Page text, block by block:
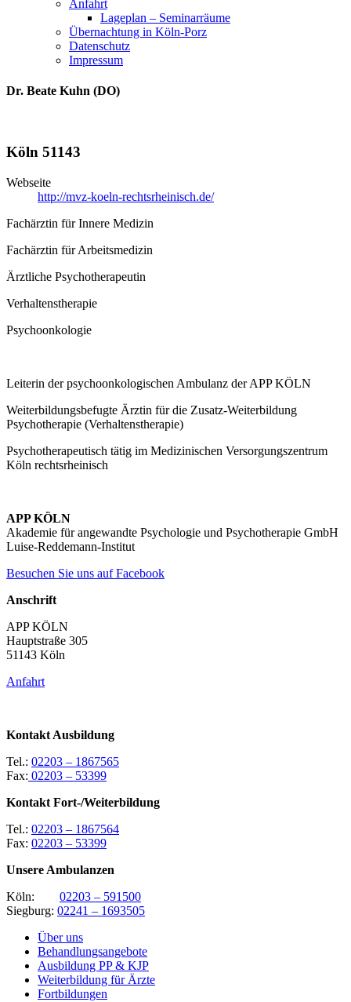
Anfahrt
Lageplan – Seminarräume
Übernachtung in Köln-Porz
Datenschutz
Impressum
Dr. Beate Kuhn (DO)
Köln 51143
Webseite
http://mvz-koeln-rechtsrheinisch.de/
Fachärztin für Innere Medizin
Fachärztin für Arbeitsmedizin
Ärztliche Psychotherapeutin
Verhaltenstherapie
Psychoonkologie
Leiterin der psychoonkologischen Ambulanz der APP KÖLN
Weiterbildungsbefugte Ärztin für die Zusatz-Weiterbildung
Psychotherapie (Verhaltenstherapie)
Psychotherapeutisch tätig im Medizinischen Versorgungszentrum
Köln rechtsrheinisch
APP KÖLN
Akademie für angewandte Psychologie und Psychotherapie GmbH
Luise-Reddemann-Institut
Besuchen Sie uns auf Facebook
Anschrift
APP KÖLN
Hauptstraße 305
51143 Köln
Anfahrt
Kontakt Ausbildung
Tel.: 02203 – 1867565
Fax: 02203 – 53399
Kontakt Fort-/Weiterbildung
Tel.: 02203 – 1867564
Fax: 02203 – 53399
Unsere Ambulanzen
Köln: 02203 – 591500
Siegburg: 02241 – 1693505
Über uns
Behandlungsangebote
Ausbildung PP & KJP
Weiterbildung für Ärzte
Fortbildungen